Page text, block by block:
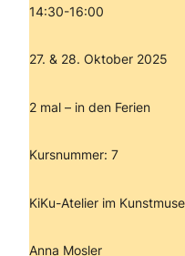
14:30-16:00
27. & 28. Oktober 2025
2 mal – in den Ferien
Kursnummer: 7
KiKu-Atelier im
Anna Mosler